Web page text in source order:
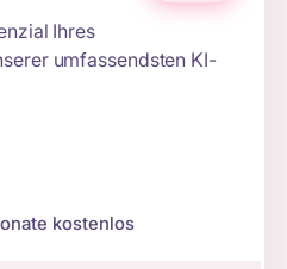
Ihres
umfassendsten KI-
kostenlos